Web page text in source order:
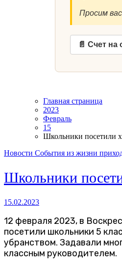
Просим
📄 Счет на
Главная страница
2023
Февраль
15
Школьники посетили
Новости События из жизни
Школьники
15.02.2023
12 февраля 2023, в Воскресный день, Храм Святителя Спиридона, епископа Тримифунтского, Чудотворца в Южном Бутове
посетили школьники 5
убранством. Задавали
классным руководителем.